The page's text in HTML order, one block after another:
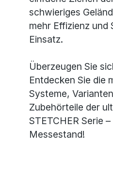
schwieriges
mehr Effizienz und
Einsatz.
Überzeugen Sie
Entdecken Sie die
Systeme,
Zubehörteile der
STETCHER Serie
Messestand!